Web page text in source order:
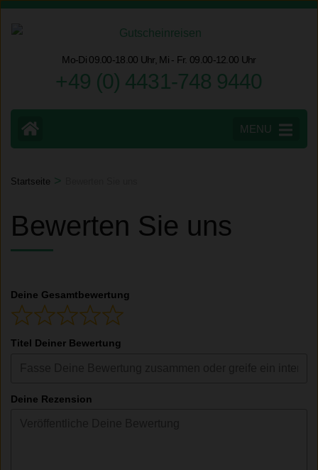
Zum
Inhalt
Mo-Di 09.00-18.00 Uhr, Mi - Fr. 09.00-12.00 Uhr
+49 (0) 4431-748 9440
MENU
Startseite >
Bewerten Sie uns
Deine Gesamtbewertung
Titel Deiner Bewertung
Deine Rezension